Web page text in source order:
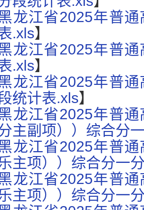
龙江省2025年普
.xls】
龙江省2025年普
.xls】
龙江省2025年普
统计表.xls】
龙江省2025年普
主副项））综合分
龙江省2025年普
主项））综合分一
龙江省2025年普
主项））综合分一